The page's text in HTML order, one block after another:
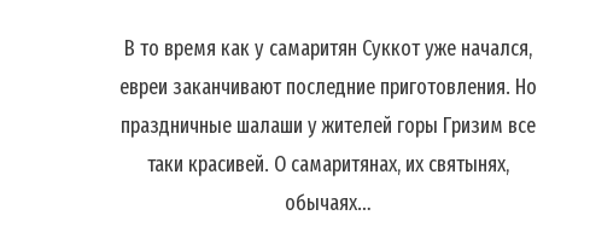
В то время как у самаритян Суккот уже начался,
евреи заканчивают последние приготовления. Но
праздничные шалаши у жителей горы Гризим все
таки красивей. О самаритянах, их святынях,
обычаях…